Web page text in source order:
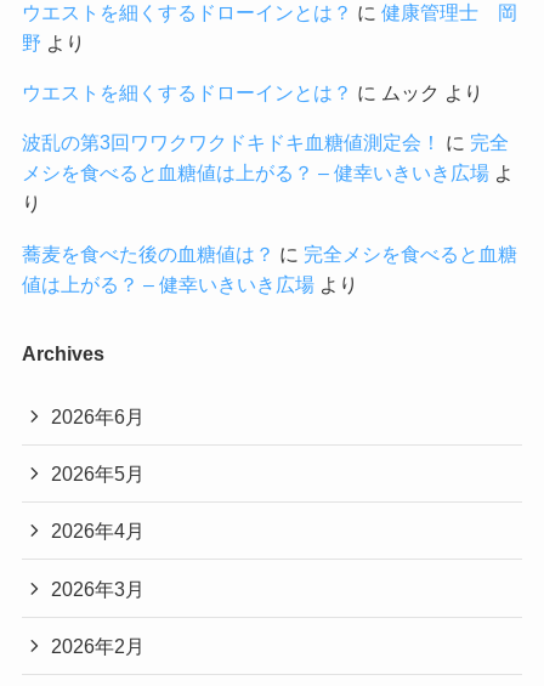
ウエストを細くするドローインとは？ に 健康管理士 岡
野 より
ウエストを細くするドローインとは？ に ムック より
波乱の第3回ワワクワクドキドキ血糖値測定会！ に 完全
メシを食べると血糖値は上がる？ – 健幸いきいき広場よ
り
蕎麦を食べた後の血糖値は？ に 完全メシを食べると血糖
値は上がる？ – 健幸いきいき広場より
Archives
2026年6月
2026年5月
2026年4月
2026年3月
2026年2月